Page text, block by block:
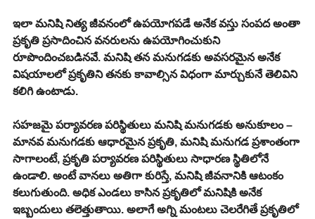
ఇలా మనిషి నిత్య జీవనంలో ఉపయోగపడే అనేక వస్తు సంపద అంతా
ప్రకృతి ప్రసాదించిన వనరులను ఉపయోగించుకుని
రూపొందించబడినవే. మనిషి తన మనుగడకు అవసరమైన అనేక
విషయాలలో ప్రకృతిని తనకు కావాల్సిన విధంగా మార్చుకునే తెలివిని
కలిగి ఉంటాడు.
సహజమై పర్యావరణ పరిస్థితులు మనిషి మనుగడకు అనుకూలం –
మానవ మనుగడకు ఆధారమైన ప్రకృతి, మనిషి మనుగడ ప్రశాంతంగా
సాగాలంటే, ప్రకృతి పర్యావరణ పరిస్థితులు సాధారణ స్థితిలోనే
ఉండాలి. అంటే వానలు అతిగా కురిస్తే, మనిషి జీవనానికి ఆటంకం
కలుగుతుంది. అధిక ఎండలు కాసిన ప్రకృతిలో మనిషికి అనేక
ఇబ్బందులు తలెత్తుతాయి. అలాగే అగ్ని మంటలు చెలరేగితే ప్రకృతిలో